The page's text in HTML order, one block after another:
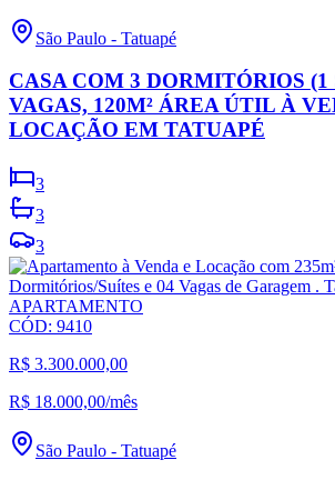
São Paulo - Tatuapé
CASA COM 3 DORMITÓRIOS (1
VAGAS, 120M² ÁREA ÚTIL À
LOCAÇÃO EM TATUAPÉ
3
3
3
APARTAMENTO
CÓD: 9410
R$ 3.300.000,00
R$ 18.000,00/mês
São Paulo - Tatuapé